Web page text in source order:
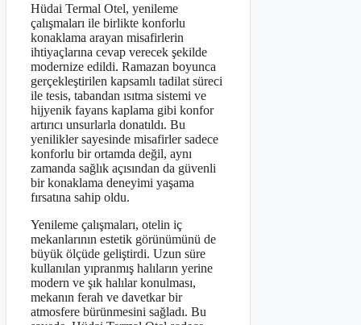
Hüdai Termal Otel, yenileme
çalışmaları ile birlikte konforlu
konaklama arayan misafirlerin
ihtiyaçlarına cevap verecek şekilde
modernize edildi. Ramazan boyunca
gerçekleştirilen kapsamlı tadilat süreci
ile tesis, tabandan ısıtma sistemi ve
hijyenik fayans kaplama gibi konfor
artırıcı unsurlarla donatıldı. Bu
yenilikler sayesinde misafirler sadece
konforlu bir ortamda değil, aynı
zamanda sağlık açısından da güvenli
bir konaklama deneyimi yaşama
fırsatına sahip oldu.
Yenileme çalışmaları, otelin iç
mekanlarının estetik görünümünü de
büyük ölçüde geliştirdi. Uzun süre
kullanılan yıpranmış halıların yerine
modern ve şık halılar konulması,
mekanın ferah ve davetkar bir
atmosfere bürünmesini sağladı. Bu